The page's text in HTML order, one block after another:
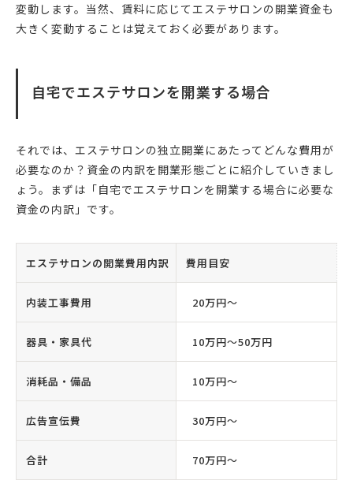
変動します。当然、賃料に応じてエステサロンの開業資金も
大きく変動することは覚えておく必要があります。
自宅でエステサロンを開業する場合
それでは、エステサロンの独立開業にあたってどんな費用が
必要なのか？資金の内訳を開業形態ごとに紹介していきまし
ょう。まずは「自宅でエステサロンを開業する場合に必要な
資金の内訳」です。
エステサロンの開業費用内訳 費用目安
内装工事費用 20万円〜
器具・家具代 10万円〜50万円
消耗品・備品 10万円〜
広告宣伝費 30万円〜
合計 70万円〜